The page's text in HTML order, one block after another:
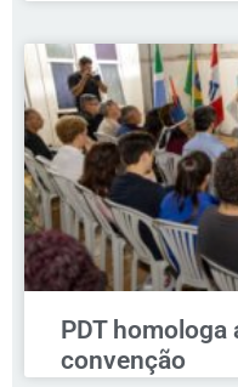
PDT homologa
convenção